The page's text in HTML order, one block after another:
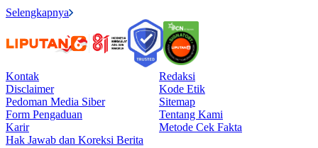
Selengkapnya
Kontak
Redaksi
Disclaimer
Kode Etik
Pedoman Media Siber
Sitemap
Form Pengaduan
Tentang Kami
Karir
Metode Cek Fakta
Hak Jawab dan Koreksi Berita